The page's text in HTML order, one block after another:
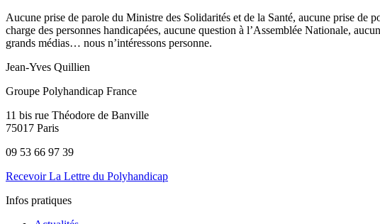
Aucune prise de parole du Ministre des Solidarités et de la Santé, aucune prise de
charge des personnes handicapées, aucune question à l’Assemblée Nationale,
grands médias… nous n’intéressons personne.
Jean-Yves Quillien
Groupe Polyhandicap France
11 bis rue Théodore de Banville
75017 Paris
09 53 66 97 39
Recevoir La Lettre du Polyhandicap
Infos pratiques